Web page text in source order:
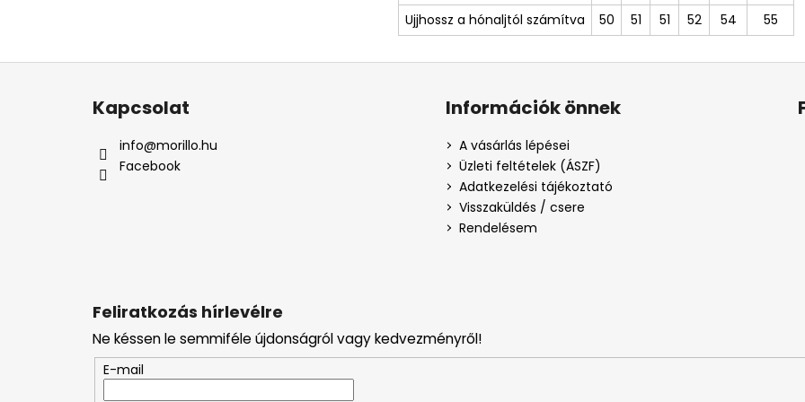
Ujjhossz a hónaljtól számítva
50 51 51 52 54 55
L
Feliratkozás hírlevélre
Ne késsen le semmiféle újdonságról vagy kedvezményről!
E-mail
Kapcsolat
info@morillo.hu
Facebook
Információk önnek
A vásárlás lépései
Üzleti feltételek (ÁSZF)
Adatkezelési tájékoztató
Visszaküldés / csere
Rendelésem